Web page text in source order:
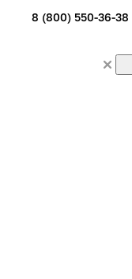
8 (800) 550-36-38